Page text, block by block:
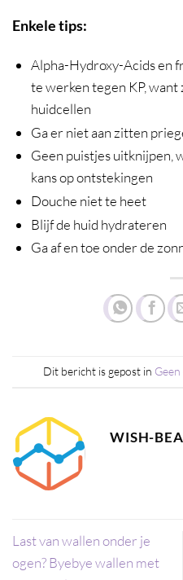
Enkele tips:
Alpha-Hydroxy-Acids en
te werken tegen KP,
huidcellen
Ga er niet aan zitten
Geen puistjes uitknijpen,
kans op ontstekingen
Douche niet te heet
Blijf de huid hydrateren
Ga af en toe onder de
Dit bericht is gepost in
WISH-
Last van wallen onder je
ogen? Byebye wallen met